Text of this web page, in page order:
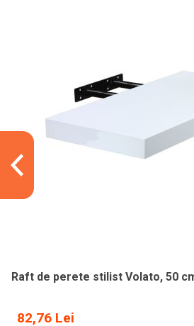
Raft de perete stilist Volato, 50
82,76 Lei